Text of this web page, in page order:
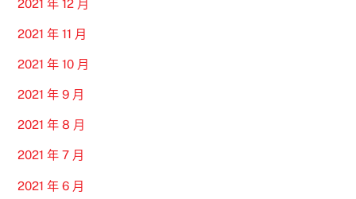
2021 年 12 月
2021 年 11 月
2021 年 10 月
2021 年 9 月
2021 年 8 月
2021 年 7 月
2021 年 6 月